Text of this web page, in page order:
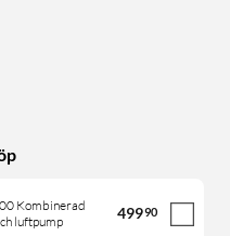
Kombinerad
luftpump
49990